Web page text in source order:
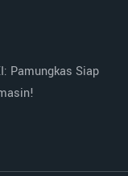
Pamungkas Siap